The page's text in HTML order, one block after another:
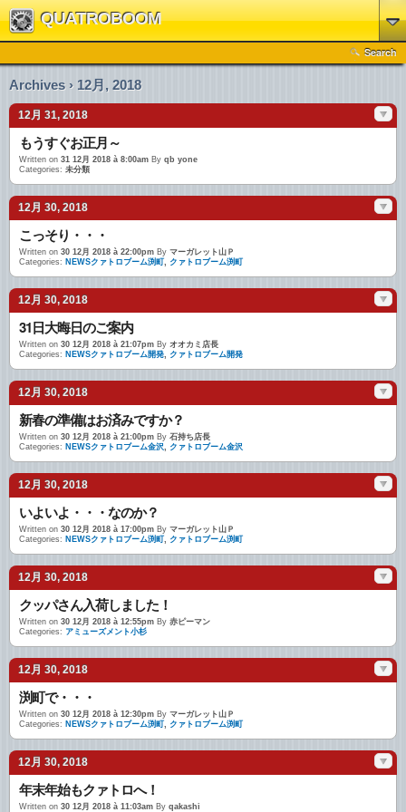
QUATROBOOM
Search
Archives › 12月, 2018
12月 31, 2018
もうすぐお正月～
Written on 31 12月 2018 à 8:00am By qb yone
Categories: 未分類
12月 30, 2018
こっそり・・・
Written on 30 12月 2018 à 22:00pm By マーガレット山Ｐ
Categories: NEWSクァトロブーム渕町, クァトロブーム渕町
12月 30, 2018
31日大晦日のご案内
Written on 30 12月 2018 à 21:07pm By オオカミ店長
Categories: NEWSクァトロブーム開発, クァトロブーム開発
12月 30, 2018
新春の準備はお済みですか？
Written on 30 12月 2018 à 21:00pm By 石持ち店長
Categories: NEWSクァトロブーム金沢, クァトロブーム金沢
12月 30, 2018
いよいよ・・・なのか？
Written on 30 12月 2018 à 17:00pm By マーガレット山Ｐ
Categories: NEWSクァトロブーム渕町, クァトロブーム渕町
12月 30, 2018
クッパさん入荷しました！
Written on 30 12月 2018 à 12:55pm By 赤ピーマン
Categories: アミューズメント小杉
12月 30, 2018
渕町で・・・
Written on 30 12月 2018 à 12:30pm By マーガレット山Ｐ
Categories: NEWSクァトロブーム渕町, クァトロブーム渕町
12月 30, 2018
年末年始もクァトロへ！
Written on 30 12月 2018 à 11:03am By qakashi